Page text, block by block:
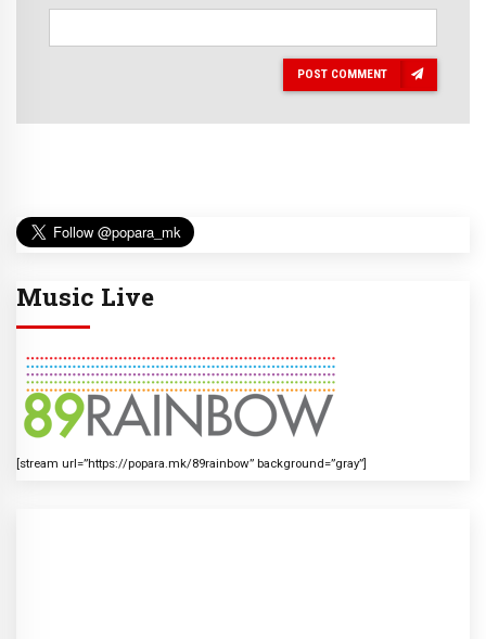
POST COMMENT
Music Live
[stream url=”https://popara.mk/89rainbow” background=”gray”]